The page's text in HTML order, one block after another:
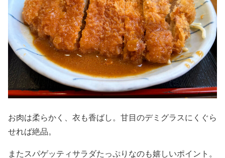
お肉は柔らかく、衣も香ばし。甘目のデミグラスにくぐら
せれば絶品。
またスパゲッティサラダたっぷりなのも嬉しいポイント。